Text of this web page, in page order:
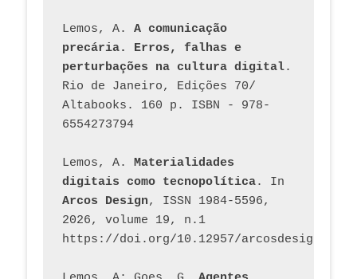
Lemos, A. A comunicação
precária. Erros, falhas e
perturbações na cultura digital.
Rio de Janeiro, Edições 70/
Altabooks. 160 p. ISBN - 978-
6554273794
Lemos, A. Materialidades
digitais como tecnopolítica
Arcos Design, ISSN 1984-5596,
2026, volume 19, n.1
https://doi.org/10.12957/